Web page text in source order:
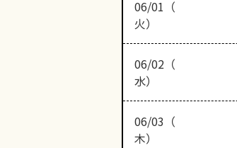
06/01（
火）
06/02（
水）
06/03（
木）